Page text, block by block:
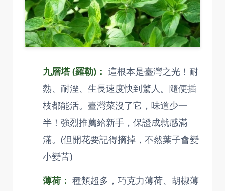
九層塔 (羅勒)： 這根本是臺灣之光！耐
熱、耐溼、生長速度快到驚人。隨便插
枝都能活。臺灣菜沒了它，味道少一
半！強烈推薦給新手，保證成就感滿
滿。(但開花要記得摘掉，不然葉子會變
小變苦)
薄荷： 種類超多，巧克力薄荷、胡椒薄